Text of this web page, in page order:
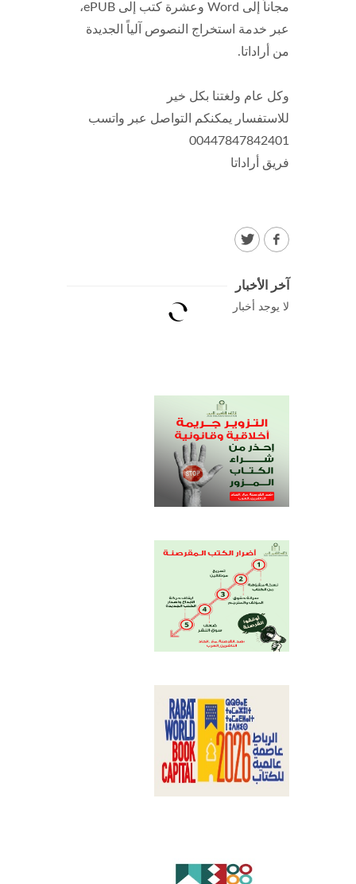
مجاناً إلى Word وعشرة كتب إلى ePUB،
عبر خدمة استخراج النصوص آلياً الجديدة
من أراداتا.
وكل عام ولغتنا بكل خير
للاستفسار يمكنكم التواصل عبر واتسب
00447847842401
فريق أراداتا
آخر الأخبار
لا يوجد أخبار